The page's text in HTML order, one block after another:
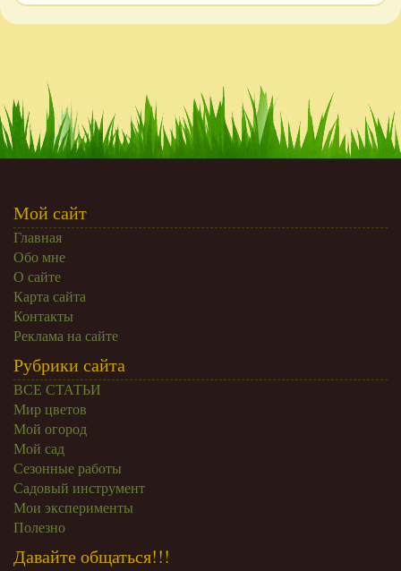
Мой сайт
Главная
Обо мне
О сайте
Карта сайта
Контакты
Реклама на сайте
Рубрики сайта
ВСЕ СТАТЬИ
Мир цветов
Мой огород
Мой сад
Сезонные работы
Садовый инструмент
Мои эксперименты
Полезно
Давайте общаться!!!